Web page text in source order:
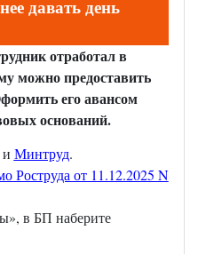
давать день
отработал в
можно предоставить
его авансом
оснований.
Минтруд.
Роструда от 11.12.2025 N
в БП наберите